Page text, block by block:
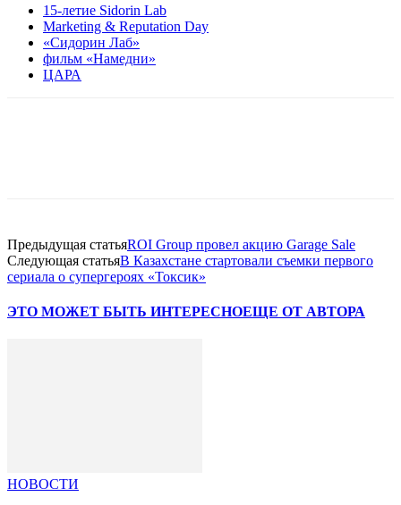
15-летие Sidorin Lab
Marketing & Reputation Day
«Сидорин Лаб»
фильм «Намедни»
ЦАРА
Предыдущая статьяROI Group провел акцию Garage Sale
Следующая статьяВ Казахстане стартовали съемки первого
сериала о супергероях «Токсик»
ЭТО МОЖЕТ БЫТЬ ИНТЕРЕСНОЕЩЕ ОТ АВТОРА
НОВОСТИ